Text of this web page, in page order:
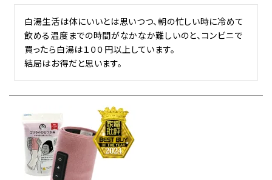
白湯生活は体にいいとは思いつつ、朝の忙しい時に冷めて
飲める温度までの時間がなかなか難しいのと、コンビニで
買ったら白湯は１００円以上しています。
結局はお得だと思います。